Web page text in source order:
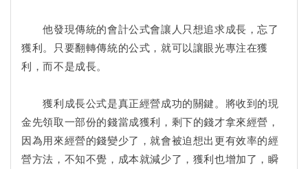
他發現傳統的會計公式會讓人只想追求成長，忘了
獲利。只要翻轉傳統的公式，就可以讓眼光專注在獲
利，而不是成長。
獲利成長公式是真正經營成功的關鍵。將收到的現
金先領取一部份的錢當成獲利，剩下的錢才拿來經營，
因為用來經營的錢變少了，就會被迫想出更有效率的經
營方法，不知不覺，成本就減少了，獲利也增加了，瞬